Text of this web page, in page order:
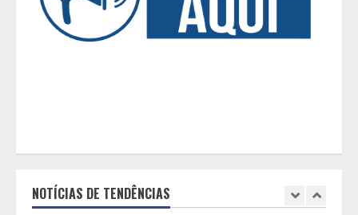
NOTÍCIAS DE TENDÊNCIAS
2